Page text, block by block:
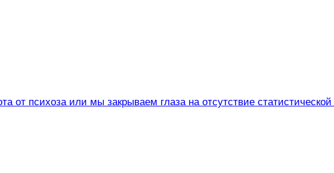
от психоза или мы закрываем глаза на отсутствие